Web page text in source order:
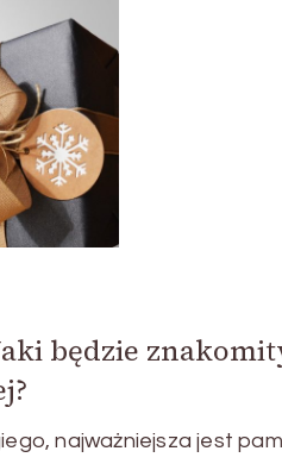
będzie
najważniejsza jest